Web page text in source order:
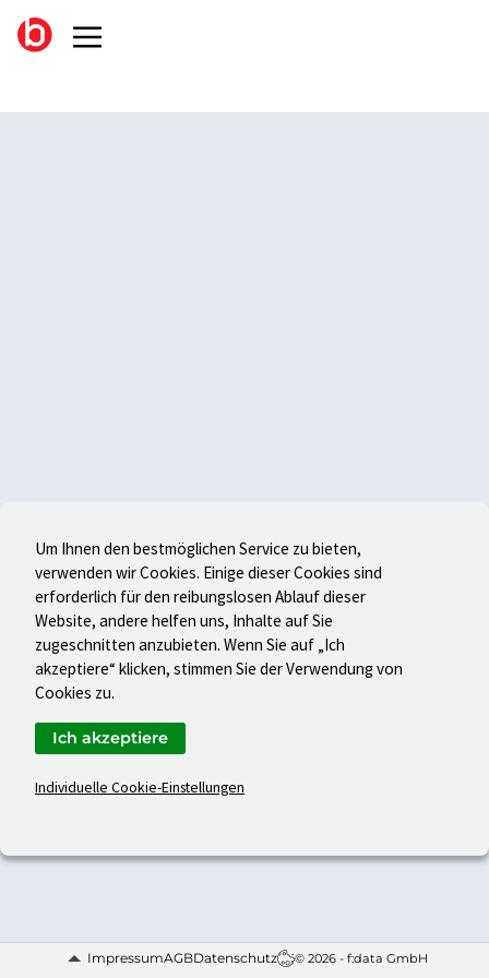
ImpressumAGBDatenschutz © 2026 - f:data GmbH
Um Ihnen den bestmöglichen Service zu bieten,
verwenden wir Cookies. Einige dieser Cookies sind
erforderlich für den reibungslosen Ablauf dieser
Website, andere helfen uns, Inhalte auf Sie
zugeschnitten anzubieten. Wenn Sie auf „Ich
akzeptiere“ klicken, stimmen Sie der Verwendung von
Cookies zu.
Individuelle Cookie-Einstellungen
Ich akzeptiere